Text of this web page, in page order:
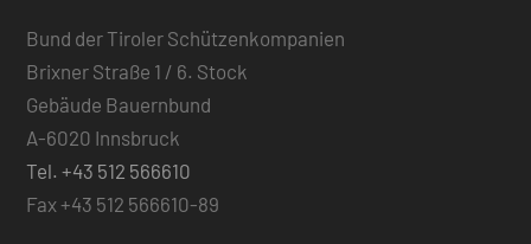
Bund der Tiroler Schützenkompanien
Brixner Straße 1 / 6. Stock
Gebäude Bauernbund
A-6020 Innsbruck
Tel. +43 512 566610
Fax +43 512 566610-89